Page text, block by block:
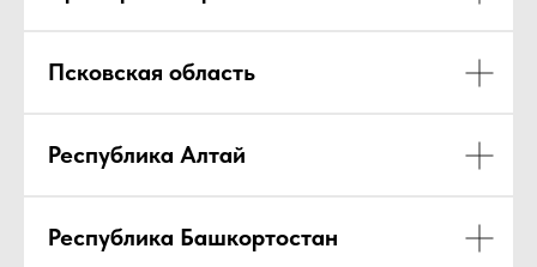
Псковская область
Республика Алтай
Республика Башкортостан
УЧАСТНИКОВ